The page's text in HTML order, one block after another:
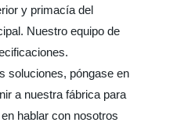
y primacía del
Nuestro equipo de
soluciones, póngase en
a nuestra fábrica para
hablar con nosotros